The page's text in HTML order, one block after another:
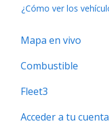
¿Cómo ver los
Mapa en vivo
Combustible
Guías del
Fleet3
Acceder a tu cuenta